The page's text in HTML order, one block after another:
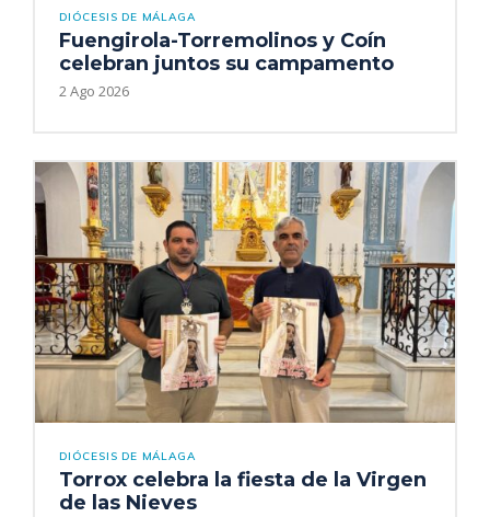
DIÓCESIS DE MÁLAGA
Fuengirola-Torremolinos y Coín
celebran juntos su campamento
2 Ago 2026
DIÓCESIS DE MÁLAGA
Torrox celebra la fiesta de la Virgen
de las Nieves